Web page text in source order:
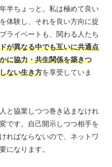
半ちょっと。私は極めて良い
体験し、それを良い方向に捉
ライベートも、関わる人たち
が異なる中でも互いに共通点
に協力・共生関係を築きつ
ない生き方を享受していま
と協業しつつ巻き込まなけれ
です。自己開示しつつ相手を
ればならないので、ネットワ
になります。